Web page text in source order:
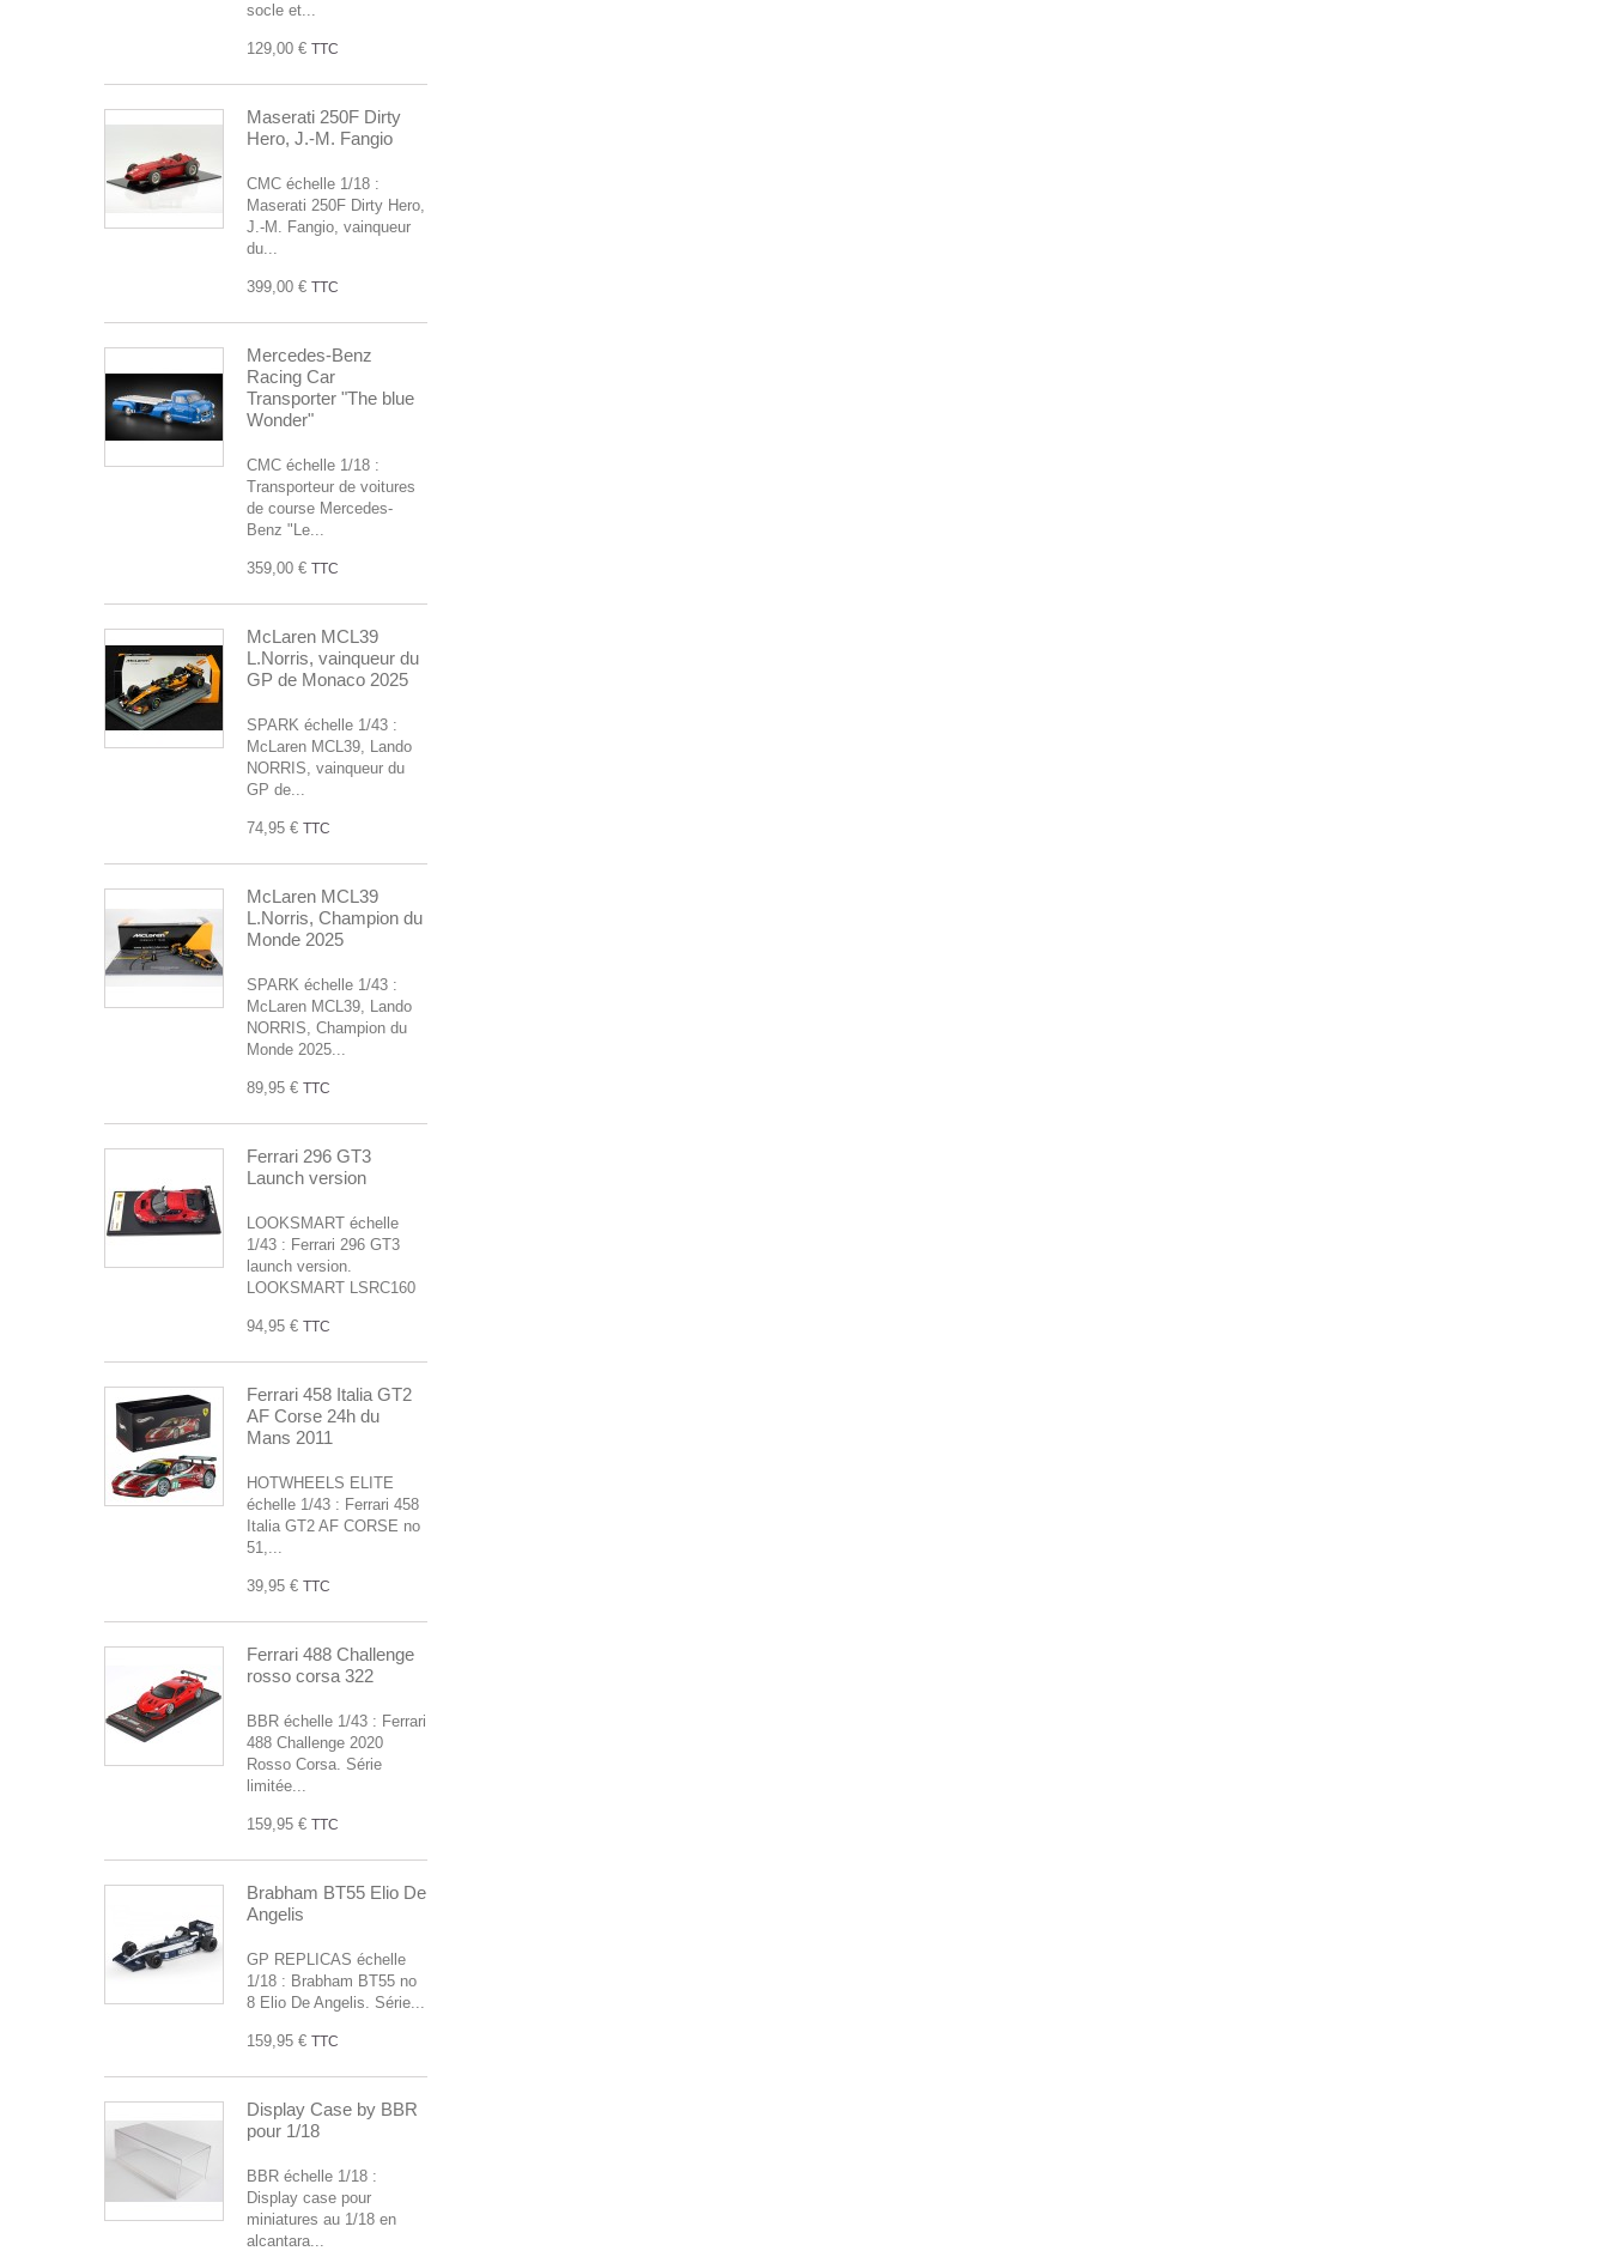
socle et...
129,00 € TTC
Maserati 250F Dirty
Hero, J.-M. Fangio
CMC échelle 1/18 :
Maserati 250F Dirty Hero,
J.-M. Fangio, vainqueur
du...
399,00 € TTC
Mercedes-Benz
Racing Car
Transporter "The blue
Wonder"
CMC échelle 1/18 :
Transporteur de voitures
de course Mercedes-
Benz "Le...
359,00 € TTC
McLaren MCL39
L.Norris, vainqueur du
GP de Monaco 2025
SPARK échelle 1/43 :
McLaren MCL39, Lando
NORRIS, vainqueur du
GP de...
74,95 € TTC
McLaren MCL39
L.Norris, Champion du
Monde 2025
SPARK échelle 1/43 :
McLaren MCL39, Lando
NORRIS, Champion du
Monde 2025...
89,95 € TTC
Ferrari 296 GT3
Launch version
LOOKSMART échelle
1/43 : Ferrari 296 GT3
launch version.
LOOKSMART LSRC160
94,95 € TTC
Ferrari 458 Italia GT2
AF Corse 24h du
Mans 2011
HOTWHEELS ELITE
échelle 1/43 : Ferrari 458
Italia GT2 AF CORSE no
51,...
39,95 € TTC
Ferrari 488 Challenge
rosso corsa 322
BBR échelle 1/43 : Ferrari
488 Challenge 2020
Rosso Corsa. Série
limitée...
159,95 € TTC
Brabham BT55 Elio De
Angelis
GP REPLICAS échelle
1/18 : Brabham BT55 no
8 Elio De Angelis. Série...
159,95 € TTC
Display Case by BBR
pour 1/18
BBR échelle 1/18 :
Display case pour
miniatures au 1/18 en
alcantara...